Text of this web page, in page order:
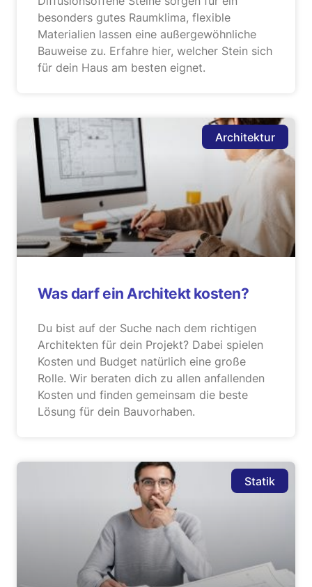
besonders gutes Raumklima, flexible
Materialien lassen eine außergewöhnliche
Bauweise zu. Erfahre hier, welcher Stein sich
für dein Haus am besten eignet.
Architektur
Was darf ein Architekt kosten?
Du bist auf der Suche nach dem richtigen
Architekten für dein Projekt? Dabei spielen
Kosten und Budget natürlich eine große
Rolle. Wir beraten dich zu allen anfallenden
Kosten und finden gemeinsam die beste
Lösung für dein Bauvorhaben.
Statik